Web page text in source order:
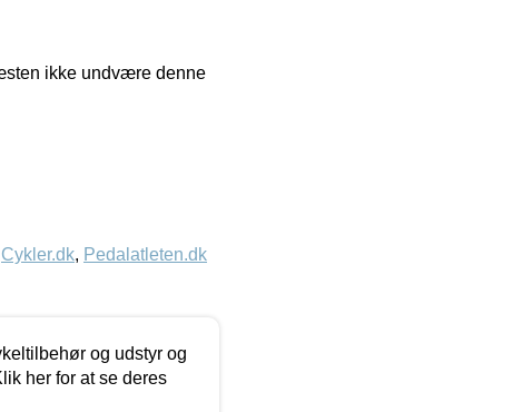
ikke undvære denne
Cykler.dk, Pedalatleten.dk
og udstyr og
her for at se deres